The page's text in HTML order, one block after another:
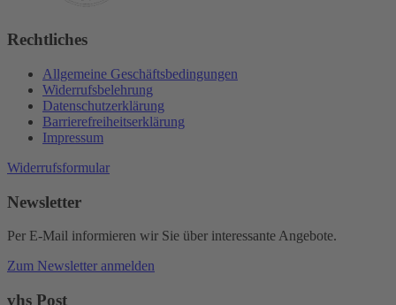
Rechtliches
Allgemeine Geschäftsbedingungen
Widerrufsbelehrung
Datenschutzerklärung
Barrierefreiheitserklärung
Impressum
Widerrufsformular
Newsletter
Per E-Mail informieren wir Sie über interessante Angebote.
Zum Newsletter anmelden
vhs Post